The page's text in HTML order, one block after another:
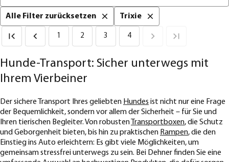
Alle Filter zurücksetzen Trixie
1 2 3 4
Hunde-Transport: Sicher unterwegs mit
Ihrem Vierbeiner
Der sichere Transport Ihres geliebten Hundes ist nicht nur eine Frage
der Bequemlichkeit, sondern vor allem der Sicherheit – für Sie und
Ihren tierischen Begleiter. Von robusten Transportboxen, die Schutz
und Geborgenheit bieten, bis hin zu praktischen Rampen, die den
Einstieg ins Auto erleichtern: Es gibt viele Möglichkeiten, um
gemeinsam stressfrei unterwegs zu sein. Bei Dehner finden Sie eine